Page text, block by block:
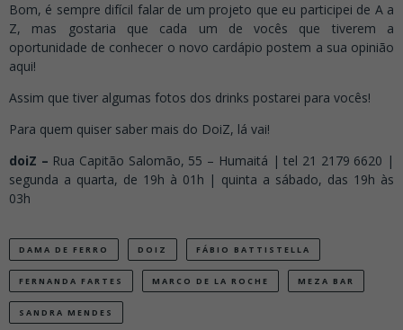
Bom, é sempre difícil falar de um projeto que eu participei de A a
Z, mas gostaria que cada um de vocês que tiverem a
oportunidade de conhecer o novo cardápio postem a sua opinião
aqui!
Assim que tiver algumas fotos dos drinks postarei para vocês!
Para quem quiser saber mais do DoiZ, lá vai!
doiZ – Rua Capitão Salomão, 55 – Humaitá | tel 21 2179 6620 |
segunda a quarta, de 19h à 01h | quinta a sábado, das 19h às
03h
DAMA DE FERRO DOIZ FÁBIO BATTISTELLA
FERNANDA FARTES MARCO DE LA ROCHE MEZA BAR
SANDRA MENDES